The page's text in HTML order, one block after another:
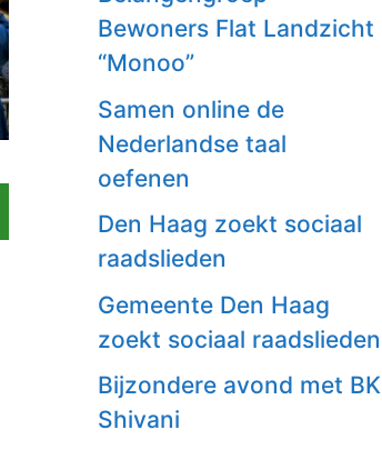
Bewoners Flat Landzicht
“Monoo”
Samen online de
Nederlandse taal
oefenen
Den Haag zoekt sociaal
raadslieden
Gemeente Den Haag
zoekt sociaal raadslieden
Bijzondere avond met BK
Shivani